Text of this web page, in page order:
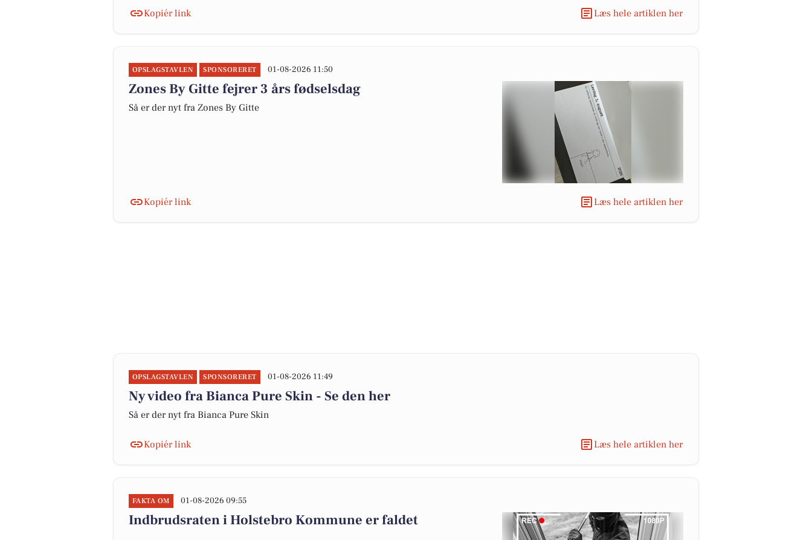
Kopiér link Læs hele artiklen her
OPSLAGSTAVLEN SPONSORERET 01-08-2026 11:50
Zones By Gitte fejrer 3 års fødselsdag
Så er der nyt fra Zones By Gitte
Kopiér link Læs hele artiklen her
OPSLAGSTAVLEN SPONSORERET 01-08-2026 11:49
Ny video fra Bianca Pure Skin - Se den her
Så er der nyt fra Bianca Pure Skin
Kopiér link Læs hele artiklen her
FAKTA OM 01-08-2026 09:55
Indbrudsraten i Holstebro Kommune er faldet